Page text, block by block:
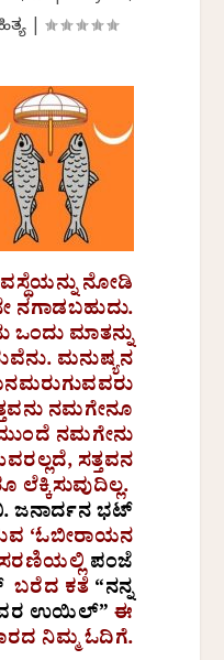
ನೋಡಿ
ನಗಾಡಬಹುದು.
ಒಂದು ಮಾತನ್ನು
ಮನುಷ್ಯನ
ನಮಗೇನೂ
ಮುಂದೆ ನಮಗೇನು
ಸತ್ತವನ
ಲೆಕ್ಕಿಸುವುದಿಲ್ಲ.
ಜನಾರ್ದನ ಭಟ್
‘ಓಬೀರಾಯನ
ಸರಣಿಯಲ್ಲಿಪಂಜೆ
ಬರೆದ ಕತೆ “ನನ್ನ
ಉಯಿಲ್” ಈ
ನಿಮ್ಮ ಓದಿಗೆ.